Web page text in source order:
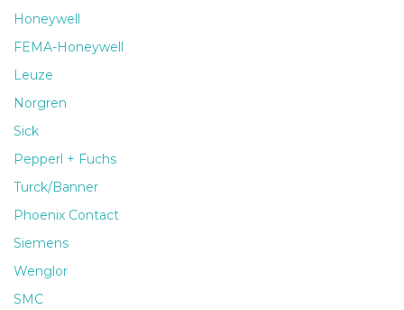
Honeywell
FEMA-Honeywell
Leuze
Norgren
Sick
Pepperl + Fuchs
Turck/Banner
Phoenix Contact
Siemens
Wenglor
SMC